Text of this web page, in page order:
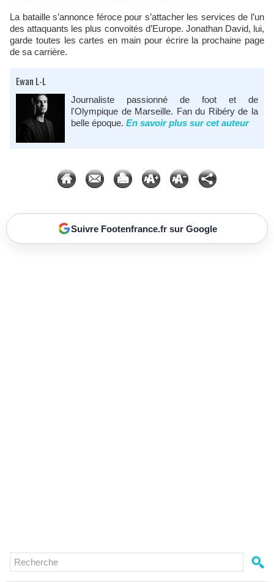
La bataille s’annonce féroce pour s’attacher les services de l’un
des attaquants les plus convoités d’Europe. Jonathan David, lui,
garde toutes les cartes en main pour écrire la prochaine page
de sa carrière.
Ewan L-L
Journaliste passionné de foot et de
l'Olympique de Marseille. Fan du Ribéry de la
belle époque. En savoir plus sur cet auteur
Suivre Footenfrance.fr sur Google